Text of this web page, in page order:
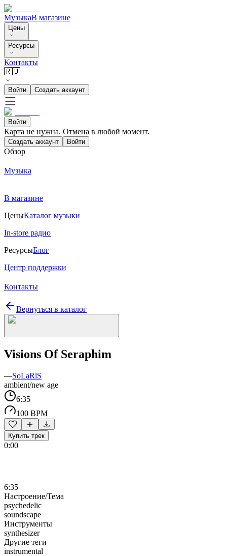
МузыкаВ магазине
Цены
Ресурсы
Контакты
🇷🇺
Войти Создать аккаунт
Войти
Карта не нужна. Отмена в любой момент.
Создать аккаунт Войти
Обзор
Музыка
В магазине
ЦеныКаталог музыки
In-store радио
РесурсыБлог
Центр поддержки
Контакты
Вернуться в каталог
Visions Of Seraphim
—SoLaRiS
ambient/new age
6:35
100 BPM
Купить трек
0:00
6:35
Настроение/Тема
psychedelic
soundscape
Инструменты
synthesizer
Другие теги
instrumental